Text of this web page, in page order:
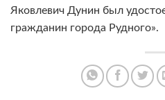
Яковлевич Дунин был
гражданин города Рудного».